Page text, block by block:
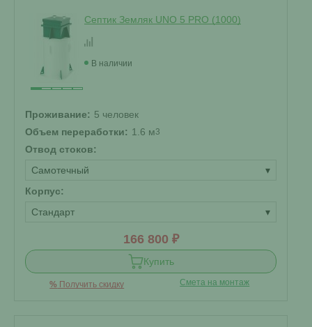
Септик Земляк UNO 5 PRO (1000)
В наличии
Проживание: 5 человек
Объем переработки: 1.6 м3
Отвод стоков:
Самотечный
▾
Корпус:
Стандарт
▾
166 800 ₽
Купить
% Получить скидку Смета на монтаж